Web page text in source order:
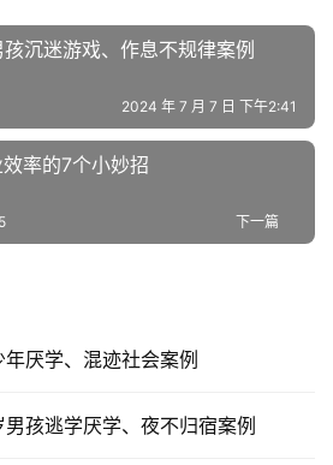
沉迷游戏、作息不规律案例
2024 年 7 月 7 日 下午2:41
率的7个小妙招
下一篇
厌学、混迹社会案例
孩逃学厌学、夜不归宿案例